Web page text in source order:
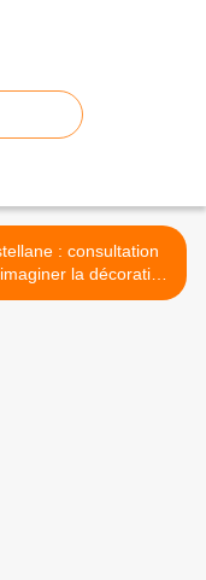
: consultation
la décoration
point , route de